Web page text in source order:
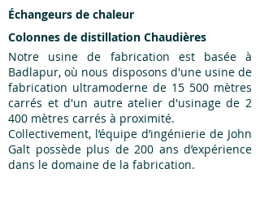
Échangeurs de chaleur
Colonnes de distillation Chaudières
Notre usine de fabrication est basée à
Badlapur, où nous disposons d'une usine de
fabrication ultramoderne de 15 500 mètres
carrés et d'un autre atelier d'usinage de 2
400 mètres carrés à proximité.
Collectivement, l’équipe d’ingénierie de John
Galt possède plus de 200 ans d’expérience
dans le domaine de la fabrication.